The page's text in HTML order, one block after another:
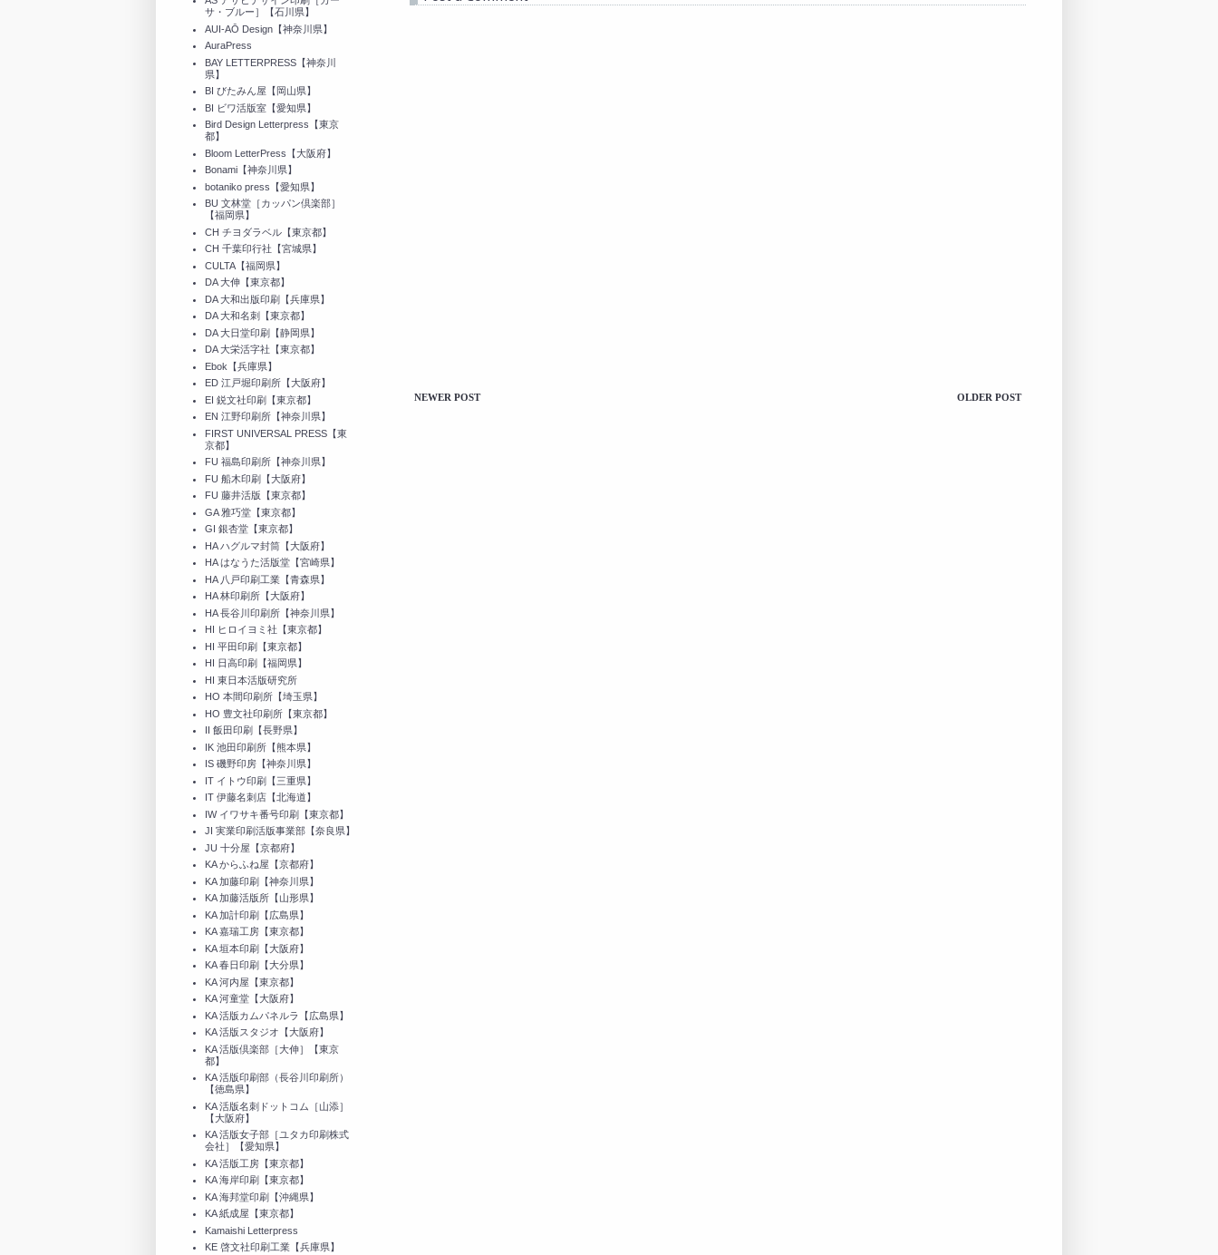
NEWER POST OLDER POST
サ・ブルー］【石川県】
AUI-AŌ Design【神奈川県】
AuraPress
BAY LETTERPRESS【神奈川
県】
BI びたみん屋【岡山県】
BI ビワ活版室【愛知県】
Bird Design Letterpress【東京
都】
Bloom LetterPress【大阪府】
Bonami【神奈川県】
botaniko press【愛知県】
BU 文林堂［カッパン倶楽部］
【福岡県】
CH チヨダラベル【東京都】
CH 千葉印行社【宮城県】
CULTA【福岡県】
DA 大伸【東京都】
DA 大和出版印刷【兵庫県】
DA 大和名刺【東京都】
DA 大日堂印刷【静岡県】
DA 大栄活字社【東京都】
Ebok【兵庫県】
ED 江戸堀印刷所【大阪府】
EI 鋭文社印刷【東京都】
EN 江野印刷所【神奈川県】
FIRST UNIVERSAL PRESS【東
京都】
FU 福島印刷所【神奈川県】
FU 船木印刷【大阪府】
FU 藤井活版【東京都】
GA 雅巧堂【東京都】
GI 銀杏堂【東京都】
HA ハグルマ封筒【大阪府】
HA はなうた活版堂【宮崎県】
HA 八戸印刷工業【青森県】
HA 林印刷所【大阪府】
HA 長谷川印刷所【神奈川県】
HI ヒロイヨミ社【東京都】
HI 平田印刷【東京都】
HI 日高印刷【福岡県】
HI 東日本活版研究所
HO 本間印刷所【埼玉県】
HO 豊文社印刷所【東京都】
II 飯田印刷【長野県】
IK 池田印刷所【熊本県】
IS 磯野印房【神奈川県】
IT イトウ印刷【三重県】
IT 伊藤名刺店【北海道】
IW イワサキ番号印刷【東京都】
JI 実業印刷活版事業部【奈良県】
JU 十分屋【京都府】
KA からふね屋【京都府】
KA 加藤印刷【神奈川県】
KA 加藤活版所【山形県】
KA 加計印刷【広島県】
KA 嘉瑞工房【東京都】
KA 垣本印刷【大阪府】
KA 春日印刷【大分県】
KA 河内屋【東京都】
KA 河童堂【大阪府】
KA 活版カムパネルラ【広島県】
KA 活版スタジオ【大阪府】
KA 活版倶楽部［大伸］【東京
都】
KA 活版印刷部（長谷川印刷所）
【徳島県】
KA 活版名刺ドットコム［山添］
【大阪府】
KA 活版女子部［ユタカ印刷株式
会社］【愛知県】
KA 活版工房【東京都】
KA 海岸印刷【東京都】
KA 海邦堂印刷【沖縄県】
KA 紙成屋【東京都】
Kamaishi Letterpress
KE 啓文社印刷工業【兵庫県】